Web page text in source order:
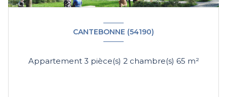
CANTEBONNE (54190)
Appartement 3 pièce(s) 2 chambre(s) 65 m²